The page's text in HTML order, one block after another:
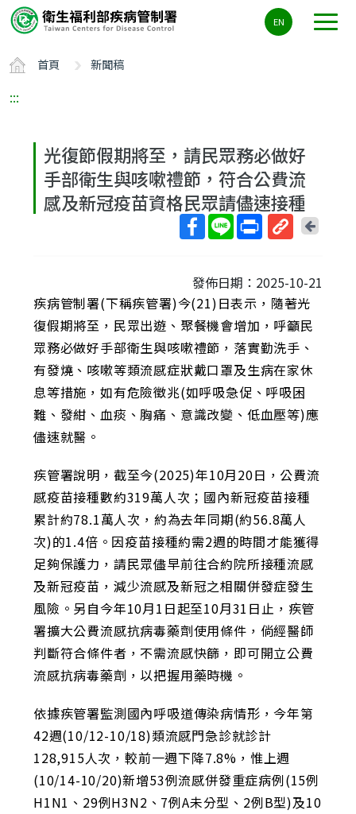
要
容
ALT+C
EN
首頁 新聞稿
:::
光復節假期將至，請民眾務必做好
手部衛生與咳嗽禮節，符合公費流
感及新冠疫苗資格民眾請儘速接種
短
網
址
回
頁
發佈日期：2025-10-21
疾病管制署(下稱疾管署)今(21)日表示，隨著光
復假期將至，民眾出遊、聚餐機會增加，呼籲民
眾務必做好手部衛生與咳嗽禮節，落實勤洗手、
有發燒、咳嗽等類流感症狀戴口罩及生病在家休
息等措施，如有危險徵兆(如呼吸急促、呼吸困
難、發紺、血痰、胸痛、意識改變、低血壓等)應
儘速就醫。
疾管署說明，截至今(2025)年10月20日，公費流
感疫苗接種數約319萬人次；國內新冠疫苗接種
累計約78.1萬人次，約為去年同期(約56.8萬人
次)的1.4倍。因疫苗接種約需2週的時間才能獲得
足夠保護力，請民眾儘早前往合約院所接種流感
及新冠疫苗，減少流感及新冠之相關併發症發生
風險。另自今年10月1日起至10月31日止，疾管
署擴大公費流感抗病毒藥劑使用條件，倘經醫師
判斷符合條件者，不需流感快篩，即可開立公費
流感抗病毒藥劑，以把握用藥時機。
依據疾管署監測國內呼吸道傳染病情形，今年第
42週(10/12-10/18)類流感門急診就診計
128,915人次，較前一週下降7.8%，惟上週
(10/14-10/20)新增53例流感併發重症病例(15例
H1N1、29例H3N2、7例A未分型、2例B型)及10